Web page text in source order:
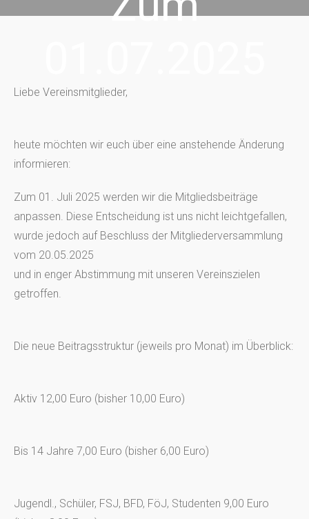
Liebe Vereinsmitglieder,
heute möchten wir euch über eine anstehende Änderung
informieren:
Zum 01. Juli 2025 werden wir die Mitgliedsbeiträge
anpassen. Diese Entscheidung ist uns nicht leichtgefallen,
wurde jedoch auf Beschluss der Mitgliederversammlung
vom 20.05.2025
und in enger Abstimmung mit unseren Vereinszielen
getroffen.
Die neue Beitragsstruktur (jeweils pro Monat) im Überblick:
Aktiv 12,00 Euro (bisher 10,00 Euro)
Bis 14 Jahre 7,00 Euro (bisher 6,00 Euro)
Jugendl., Schüler, FSJ, BFD, FöJ, Studenten 9,00 Euro